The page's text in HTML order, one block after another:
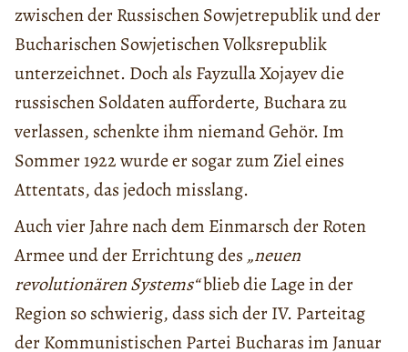
zwischen der Russischen Sowjetrepublik und der
Bucharischen Sowjetischen Volksrepublik
unterzeichnet. Doch als Fayzulla Xojayev die
russischen Soldaten aufforderte, Buchara zu
verlassen, schenkte ihm niemand Gehör. Im
Sommer 1922 wurde er sogar zum Ziel eines
Attentats, das jedoch misslang.
Auch vier Jahre nach dem Einmarsch der Roten
Armee und der Errichtung des „neuen
revolutionären Systems“blieb die Lage in der
Region so schwierig, dass sich der IV. Parteitag
der Kommunistischen Partei Bucharas im Januar